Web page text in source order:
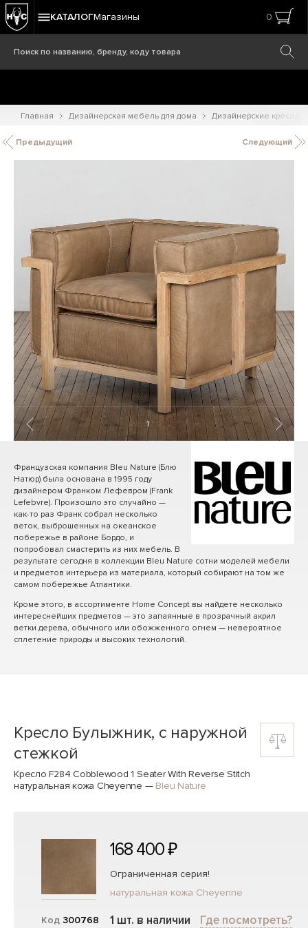
КАТАЛОГМагазины 0
Главная Дизайнерская мебель для дома Дизайнерские кресла
Предыдущий Следующий
1 / 9
Французская компания Bleu Nature (Блю
Натюр) была основана в 1995 году
дизайнером Франком Лефевром (Frank
Lefebvre). Произошло это случайно —
как-то раз Франк собрал несколько
веток, выброшенных на океанское
побережье в районе Бордо, и
попробовал смастерить из них мебель. В
результате сегодня в коллекции Bleu Nature сотни моделей мебели
и предметов интерьера из материала, который собирают на том же
самом побережье Атлантики.
Кроме этого, в ассортименте Home Concept вы найдете несколько
интереснейших предметов — это запаянные в прозрачный акрил
ветки дерева, обычного или обожженного огнем — невероятное
сплетение природы и высоких технологий.
Кресло Булыжник, с наружной
стежкой
Кресло F284 Cobblewood 1 Seater With Reverse Stitch
натуральная кожа Cheyenne — Bleu Nature
Код 300768
168 400 ₽
Ограниченная серия!
натуральная кожа Cheyenne
1 шт. в наличии Где посмотреть?